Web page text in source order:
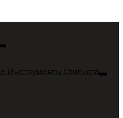
Инструменты Стилиста